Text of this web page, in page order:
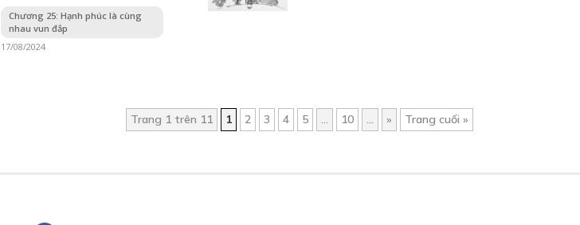
Chương 25: Hạnh phúc là cùng
nhau vun đắp
17/08/2024
Trang 1 trên 11 1 2 3 4 5 10 » Trang cuối »